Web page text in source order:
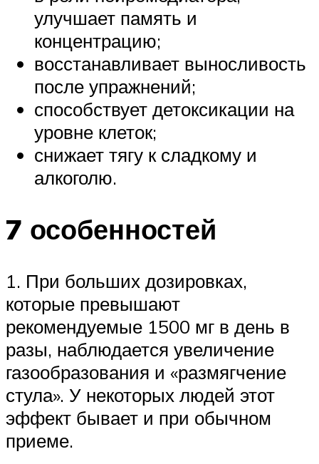
улучшает память и
концентрацию;
восстанавливает выносливость
после упражнений;
способствует детоксикации на
уровне клеток;
снижает тягу к сладкому и
алкоголю.
7 особенностей
1. При больших дозировках,
которые превышают
рекомендуемые 1500 мг в день в
разы, наблюдается увеличение
газообразования и «размягчение
стула». У некоторых людей этот
эффект бывает и при обычном
приеме.